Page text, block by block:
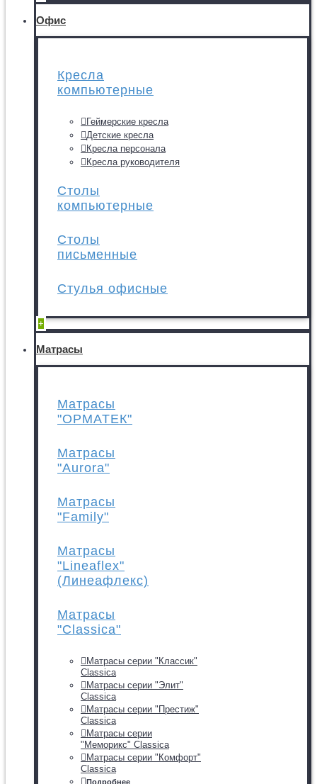
Офис
Кресла
компьютерные
Геймерские кресла
Детские кресла
Кресла персонала
Кресла руководителя
Столы
компьютерные
Столы
письменные
Стулья офисные
+
Матрасы
Матрасы
"ОРМАТЕК"
Матрасы
"Aurora"
Матрасы
"Family"
Матрасы
"Lineaflex"
(Линеафлекс)
Матрасы
"Classica"
Матрасы серии "Классик"
Classica
Матрасы серии "Элит"
Classica
Матрасы серии "Престиж"
Classica
Матрасы серии
"Меморикс" Classica
Матрасы серии "Комфорт"
Classica
Подробнее